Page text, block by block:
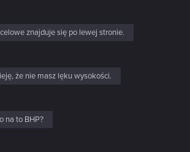
znajduje się po lewej stronie.
że nie masz lęku wysokości.
na to BHP?